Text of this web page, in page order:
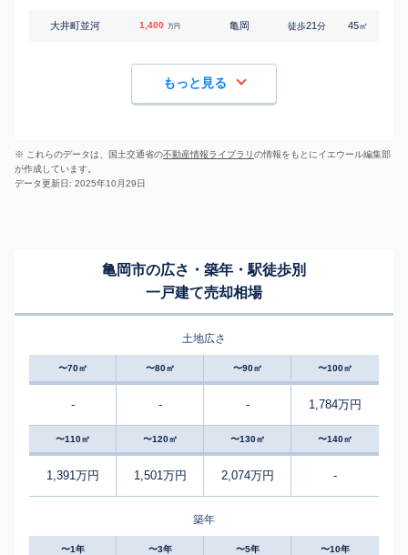
大井町並河 1,400 万円 亀岡 徒歩21分 45㎡
もっと見る
※ これらのデータは、国土交通省の不動産情報ライブラリの情報をもとにイエウール編集部
が作成しています。
データ更新日: 2025年10月29日
亀岡市の広さ・築年・駅徒歩別
一戸建て売却相場
土地広さ
〜70㎡ 〜80㎡ 〜90㎡ 〜100㎡
- - - 1,784万円
〜110㎡ 〜120㎡ 〜130㎡ 〜140㎡
1,391万円 1,501万円 2,074万円 -
築年
〜1年 〜3年 〜5年 〜10年